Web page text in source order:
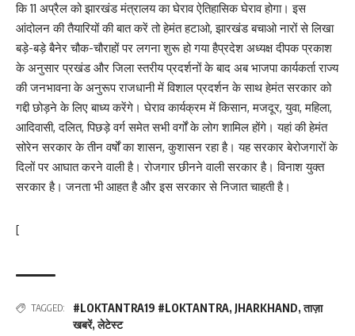
कि 11 अप्रैल को झारखंड मंत्रालय का घेराव ऐतिहासिक घेराव होगा। इस
आंदोलन की तैयारियों की बात करें तो हेमंत हटाओ, झारखंड बचाओ नारों से लिखा
बड़े-बड़े बैनेर चौक-चौराहों पर लगना शुरू हो गया हैप्रदेश अध्यक्ष दीपक प्रकाश
के अनुसार प्रखंड और जिला स्तरीय प्रदर्शनों के बाद अब भाजपा कार्यकर्ता राज्य
की जनभावना के अनुरूप राजधानी में विशाल प्रदर्शन के साथ हेमंत सरकार को
गद्दी छोड़ने के लिए बाध्य करेंगे। घेराव कार्यक्रम में किसान, मजदूर, युवा, महिला,
आदिवासी, दलित, पिछड़े वर्ग समेत सभी वर्गों के लोग शामिल होंगे। यहां की हेमंत
सोरेन सरकार के तीन वर्षों का शासन, कुशासन रहा है। यह सरकार बेरोजगारों के
दिलों पर आघात करने वाली है। रोजगार छीनने वाली सरकार है। विनाश युक्त
सरकार है। जनता भी आहत है और इस सरकार से निजात चाहती है।
[
TAGGED: #LOKTANTRA19 #LOKTANTRA, JHARKHAND,ताज़ा
खबरें,लेटेस्ट